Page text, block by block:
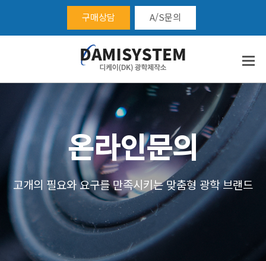
구매상담 A/S문의
온라인문의
고개의 필요와 요구를 만족시키는 맞춤형 광학 브랜드